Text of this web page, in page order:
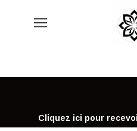
Cliquez ici pour